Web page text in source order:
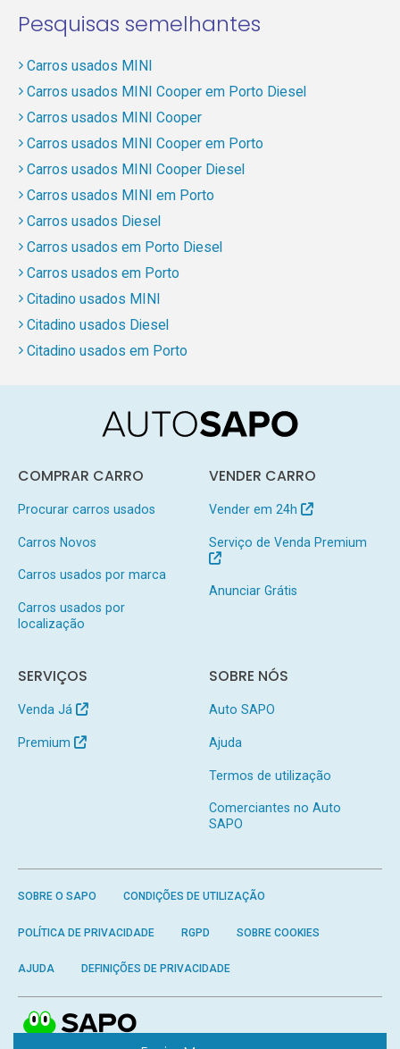
Pesquisas semelhantes
Carros usados MINI
Carros usados MINI Cooper em Porto Diesel
Carros usados MINI Cooper
Carros usados MINI Cooper em Porto
Carros usados MINI Cooper Diesel
Carros usados MINI em Porto
Carros usados Diesel
Carros usados em Porto Diesel
Carros usados em Porto
Citadino usados MINI
Citadino usados Diesel
Citadino usados em Porto
COMPRAR CARRO
Procurar carros usados
Carros Novos
Carros usados por marca
Carros usados por
localização
VENDER CARRO
Vender em 24h
Serviço de Venda Premium
Anunciar Grátis
SERVIÇOS
Venda Já
Premium
SOBRE NÓS
Auto SAPO
Ajuda
Termos de utilização
Comerciantes no Auto
SAPO
SOBRE O SAPO CONDIÇÕES DE UTILIZAÇÃO
POLÍTICA DE PRIVACIDADE RGPD SOBRE COOKIES
AJUDA DEFINIÇÕES DE PRIVACIDADE